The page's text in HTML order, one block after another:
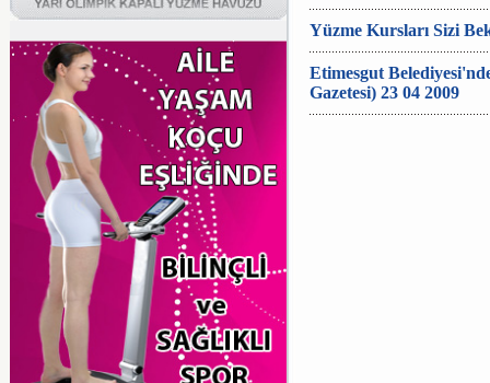
Yüzme Kursları Sizi
Etimesgut
Gazetesi) 23 04 2009